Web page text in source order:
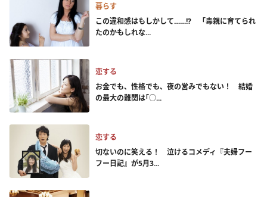
暮らす
この違和感はもしかして……!? 「毒親に育てられ
たのかもしれな...
恋する
お金でも、性格でも、夜の営みでもない！ 結婚
の最大の難関は｢○...
恋する
切ないのに笑える！ 泣けるコメディ『夫婦フー
フー日記』が5月3...